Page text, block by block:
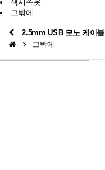
섹시속옷
그밖에
2.5mm USB 모노 케이블
그밖에